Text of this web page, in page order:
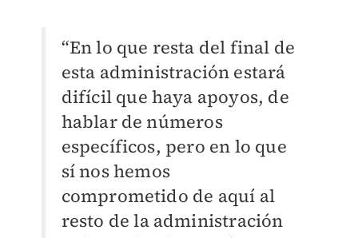
“En lo que resta del final de
esta administración estará
difícil que haya apoyos, de
hablar de números
específicos, pero en lo que
sí nos hemos
comprometido de aquí al
resto de la administración